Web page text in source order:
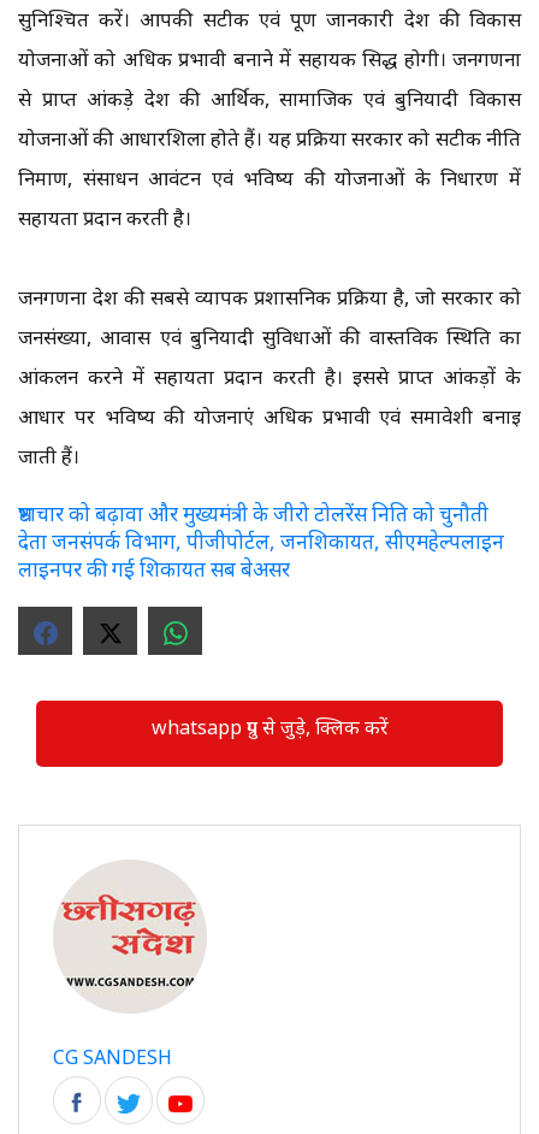
सुनिश्चित करें। आपकी सटीक एवं पूर्ण जानकारी देश की विकास
योजनाओं को अधिक प्रभावी बनाने में सहायक सिद्ध होगी। जनगणना
से प्राप्त आंकड़े देश की आर्थिक, सामाजिक एवं बुनियादी विकास
योजनाओं की आधारशिला होते हैं। यह प्रक्रिया सरकार को सटीक नीति
निर्माण, संसाधन आवंटन एवं भविष्य की योजनाओं के निर्धारण में
सहायता प्रदान करती है।
जनगणना देश की सबसे व्यापक प्रशासनिक प्रक्रिया है, जो सरकार को
जनसंख्या, आवास एवं बुनियादी सुविधाओं की वास्तविक स्थिति का
आंकलन करने में सहायता प्रदान करती है। इससे प्राप्त आंकड़ों के
आधार पर भविष्य की योजनाएं अधिक प्रभावी एवं समावेशी बनाई
जाती हैं।
भ्रष्टाचार को बढ़ावा और मुख्यमंत्री के जीरो टोलरेंस निति को चुनौती
देता जनसंपर्क विभाग, पीजीपोर्टल, जनशिकायत, सीएमहेल्पलाइन
लाइनपर की गई शिकायत सब बेअसर
whatsapp ग्रुप से जुड़े, क्लिक करें
CG SANDESH